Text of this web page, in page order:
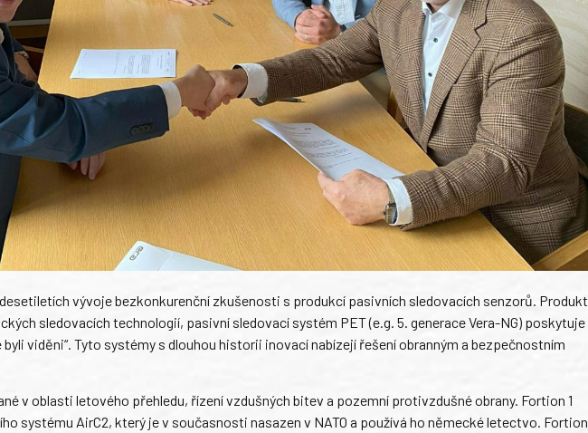
vývoje bezkonkurenční zkušenosti s produkcí pasivních sledovacích senzorů. Produkt
sledovacích technologií, pasivní sledovací systém PET (e.g. 5. generace Vera-NG) poskytuje
viděni“. Tyto systémy s dlouhou historii inovací nabízejí řešení obranným a bezpečnostním
v oblasti letového přehledu, řízení vzdušných bitev a pozemní protivzdušné obrany. Fortion 1
systému AirC2, který je v současnosti nasazen v NATO a používá ho německé letectvo. Fortion